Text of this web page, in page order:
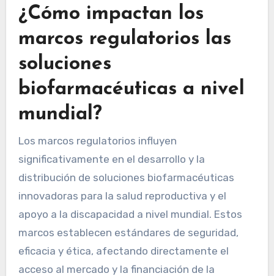
¿Cómo impactan los
marcos regulatorios las
soluciones
biofarmacéuticas a nivel
mundial?
Los marcos regulatorios influyen
significativamente en el desarrollo y la
distribución de soluciones biofarmacéuticas
innovadoras para la salud reproductiva y el
apoyo a la discapacidad a nivel mundial. Estos
marcos establecen estándares de seguridad,
eficacia y ética, afectando directamente el
acceso al mercado y la financiación de la